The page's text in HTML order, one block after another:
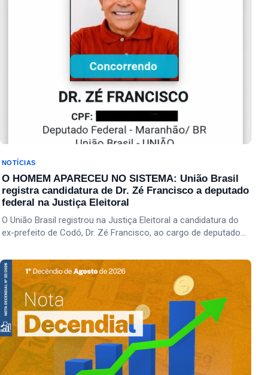
NOTÍCIAS
O HOMEM APARECEU NO SISTEMA: União Brasil
registra candidatura de Dr. Zé Francisco a deputado
federal na Justiça Eleitoral
O União Brasil registrou na Justiça Eleitoral a candidatura do
ex-prefeito de Codó, Dr. Zé Francisco, ao cargo de deputado…